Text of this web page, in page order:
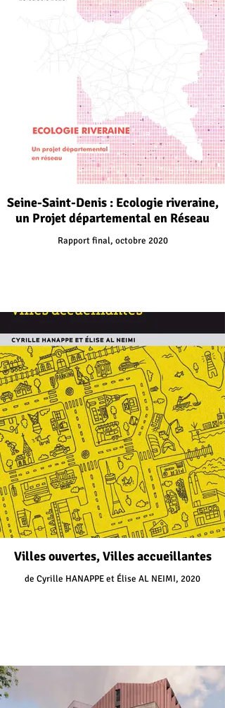
Seine-Saint-Denis : Ecologie riveraine,
un Projet départemental en Réseau
Rapport final, octobre 2020
Villes ouvertes, Villes accueillantes
de Cyrille HANAPPE et Élise AL NEIMI, 2020